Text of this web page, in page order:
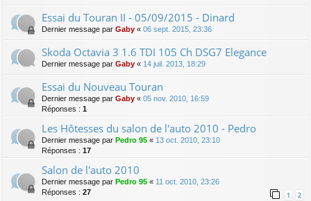
Essai du Touran II - 05/09/2015 - Dinard
Dernier message par Gaby « 06 sept. 2015, 23:36
Skoda Octavia 3 1.6 TDI 105 Ch DSG7 Elegance
Dernier message par Gaby « 14 juil. 2013, 18:29
Essai du Nouveau Touran
Dernier message par Gaby « 05 nov. 2010, 16:59
Réponses : 1
Les Hôtesses du salon de l'auto 2010 - Pedro
Dernier message par Pedro 95 « 13 oct. 2010, 23:10
Réponses : 17
Salon de l'auto 2010
Dernier message par Pedro 95 « 11 oct. 2010, 23:26
Réponses : 27 1 2